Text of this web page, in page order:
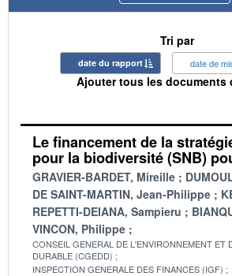
Tri par
date du rapport date de
Ajouter tous les documents
Le financement de la
pour la biodiversité (SNB)
GRAVIER-BARDET, Mireille
DE SAINT-MARTIN, Jean-Philippe
REPETTI-DEIANA, Sampieru
VINCON, Philippe
CONSEIL GENERAL DE L'ENVIRONNEMENT ET
DURABLE (CGEDD)
INSPECTION GENERALE DES FINANCES (IGF)